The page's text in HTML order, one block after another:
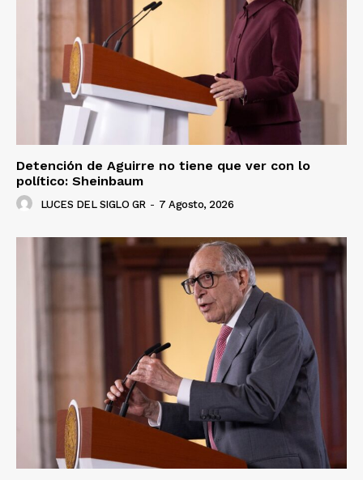
Detención de Aguirre no tiene que ver con lo
político: Sheinbaum
LUCES DEL SIGLO GR - 7 Agosto, 2026